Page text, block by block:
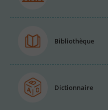
Bibliothèque
Dictionnaire